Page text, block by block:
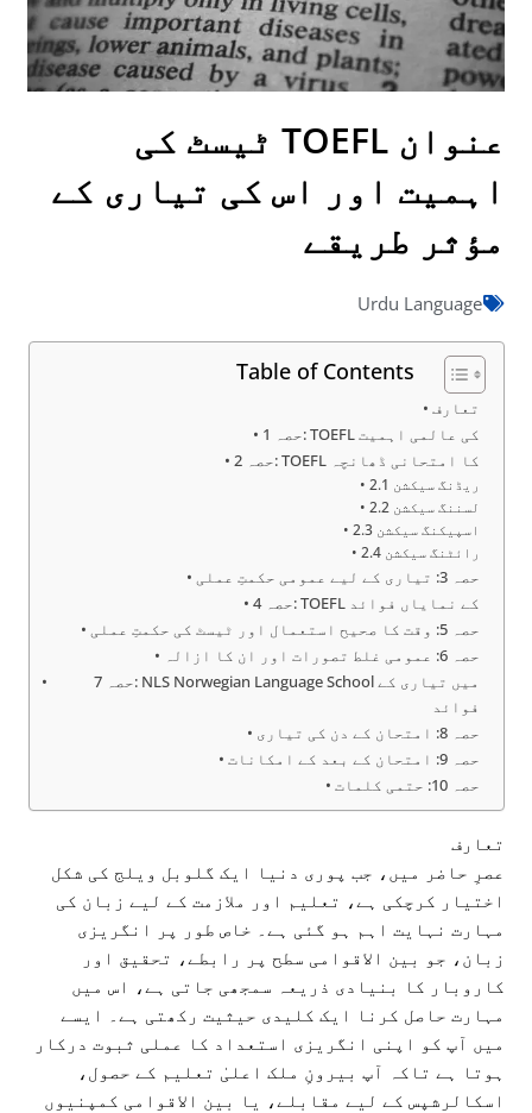
عنوان TOEFL ٹیسٹ کی
اہمیت اور اس کی تیاری کے
مؤثر طریقے
Urdu Language
Table of Contents
تعارف
حصہ 1: TOEFL کی عالمی اہمیت
حصہ 2: TOEFL کا امتحانی ڈھانچہ
2.1 ریڈنگ سیکشن
2.2 لسننگ سیکشن
2.3 اسپیکنگ سیکشن
2.4 رائٹنگ سیکشن
حصہ 3: تیاری کے لیے عمومی حکمتِ عملی
حصہ 4: TOEFL کے نمایاں فوائد
حصہ 5: وقت کا صحیح استعمال اور ٹیسٹ کی حکمتِ عملی
حصہ 6: عمومی غلط تصورات اور ان کا ازالہ
حصہ 7: NLS Norwegian Language School میں تیاری کے
فوائد
حصہ 8: امتحان کے دن کی تیاری
حصہ 9: امتحان کے بعد کے امکانات
حصہ 10: حتمی کلمات
تعارف
عصرِ حاضر میں، جب پوری دنیا ایک گلوبل ویلج کی شکل
اختیار کرچکی ہے، تعلیم اور ملازمت کے لیے زبان کی
مہارت نہایت اہم ہو گئی ہے۔ خاص طور پر انگریزی
زبان، جو بین الاقوامی سطح پر رابطے، تحقیق اور
کاروبار کا بنیادی ذریعہ سمجھی جاتی ہے، اس میں
مہارت حاصل کرنا ایک کلیدی حیثیت رکھتی ہے۔ ایسے
میں آپ کو اپنی انگریزی استعداد کا عملی ثبوت درکار
ہوتا ہے تاکہ آپ بیرونِ ملک اعلیٰ تعلیم کے حصول،
اسکالرشپس کے لیے مقابلے، یا بین الاقوامی کمپنیوں